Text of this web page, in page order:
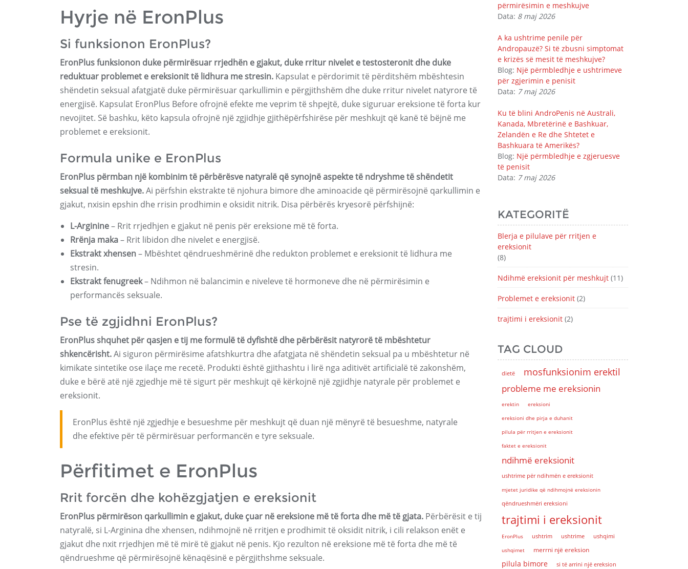
Hyrje në EronPlus
Si funksionon EronPlus?
EronPlus funksionon duke përmirësuar rrjedhën e gjakut, duke rritur nivelet e testosteronit dhe duke
reduktuar problemet e ereksionit të lidhura me stresin. Kapsulat e përdorimit të përditshëm mbështesin
shëndetin seksual afatgjatë duke përmirësuar qarkullimin e përgjithshëm dhe duke rritur nivelet natyrore të
energjisë. Kapsulat EronPlus Before ofrojnë efekte me veprim të shpejtë, duke siguruar ereksione të forta kur
nevojitet. Së bashku, këto kapsula ofrojnë një zgjidhje gjithëpërfshirëse për meshkujt që kanë të bëjnë me
problemet e ereksionit.
Formula unike e EronPlus
EronPlus përmban një kombinim të përbërësve natyralë që synojnë aspekte të ndryshme të shëndetit
seksual të meshkujve.Ai përfshin ekstrakte të njohura bimore dhe aminoacide që përmirësojnë qarkullimin e
gjakut, nxisin epshin dhe rrisin prodhimin e oksidit nitrik. Disa përbërës kryesorë përfshijnë:
L-Arginine– Rrit rrjedhjen e gjakut në penis për ereksione më të forta.
Rrënja maka– Rrit libidon dhe nivelet e energjisë.
Ekstrakt xhensen– Mbështet qëndrueshmërinë dhe redukton problemet e ereksionit të lidhura me
stresin.
Ekstrakt fenugreek– Ndihmon në balancimin e niveleve të hormoneve dhe në përmirësimin e
performancës seksuale.
Pse të zgjidhni EronPlus?
EronPlus shquhet për qasjen e tij me formulë të dyfishtë dhe përbërësit natyrorë të mbështetur
shkencërisht.Ai siguron përmirësime afatshkurtra dhe afatgjata në shëndetin seksual pa u mbështetur në
kimikate sintetike ose ilaçe me recetë. Produkti është gjithashtu i lirë nga aditivët artificialë të zakonshëm,
duke e bërë atë një zgjedhje më të sigurt për meshkujt që kërkojnë një zgjidhje natyrale për problemet e
ereksionit.
EronPlus është një zgjedhje e besueshme për meshkujt që duan një mënyrë të besueshme, natyrale
dhe efektive për të përmirësuar performancën e tyre seksuale.
Përfitimet e EronPlus
Rrit forcën dhe kohëzgjatjen e ereksionit
EronPlus përmirëson qarkullimin e gjakut, duke çuar në ereksione më të forta dhe më të gjata. Përbërësit e tij
natyralë, si L-Arginina dhe xhensen, ndihmojnë në rritjen e prodhimit të oksidit nitrik, i cili relakson enët e
gjakut dhe nxit rrjedhjen më të mirë të gjakut në penis. Kjo rezulton në ereksione më të forta dhe më të
qëndrueshme që përmirësojnë kënaqësinë e përgjithshme seksuale.
përmirësimin e meshkujve
Data: 8 maj 2026
A ka ushtrime penile për
Andropauzë? Si të zbusni simptomat
e krizës së mesit të meshkujve?
Blog: Një përmbledhje e ushtrimeve
për zgjerimin e penisit
Data: 7 maj 2026
Ku të blini AndroPenis në Australi,
Kanada, Mbretërinë e Bashkuar,
Zelandën e Re dhe Shtetet e
Bashkuara të Amerikës?
Blog: Një përmbledhje e zgjeruesve
të penisit
Data: 7 maj 2026
KATEGORITË
Blerja e pilulave për rritjen e
ereksionit
(8)
Ndihmë ereksionit për meshkujt (11)
Problemet e ereksionit (2)
trajtimi i ereksionit (2)
TAG CLOUD
dietë mosfunksionim erektil
probleme me ereksionin
erektin
ereksioni
ereksioni dhe pirja e duhanit
pilula për rritjen e ereksionit
faktet e ereksionit
ndihmë ereksionit
ushtrime për ndihmën e ereksionit
mjetet juridike që ndihmojnë ereksionin
qëndrueshmëri ereksioni
trajtimi i ereksionit
EronPlus ushtrim ushtrime
ushqimi
ushqimet
merrni një ereksion
pilula bimore si të arrini një ereksion